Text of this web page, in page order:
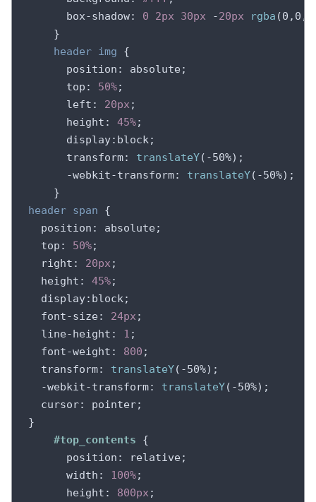
box-shadow: 0 2px 30px -20px rgba
    }
header img {
position : absolute;
top : 50%;
left : 20px ;
height : 45%;
display:block;
transform: translateY(-50%);
-webkit-transform: translateY(-50%);
header span {
position : absolute;
top : 50%;
right : 20px ;
height : 45%;
display:block;
font-size : 24px ;
line-height : 1 ;
font-weight : 800 ;
transform: translateY(-50%);
-webkit-transform: translateY(-50%);
cursor: pointer;
}
#top_contents {
position : relative;
width : 100%;
height : 800px ;